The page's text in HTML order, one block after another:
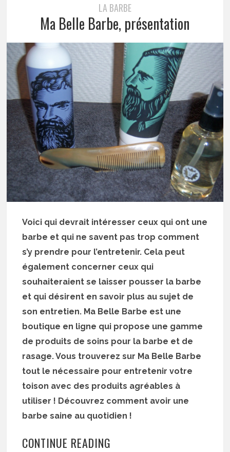
LA BARBE
Ma Belle Barbe, présentation
Voici qui devrait intéresser ceux qui ont une
barbe et qui ne savent pas trop comment
s’y prendre pour l’entretenir. Cela peut
également concerner ceux qui
souhaiteraient se laisser pousser la barbe
et qui désirent en savoir plus au sujet de
son entretien. Ma Belle Barbe est une
boutique en ligne qui propose une gamme
de produits de soins pour la barbe et de
rasage. Vous trouverez sur Ma Belle Barbe
tout le nécessaire pour entretenir votre
toison avec des produits agréables à
utiliser ! Découvrez comment avoir une
barbe saine au quotidien !
CONTINUE READING